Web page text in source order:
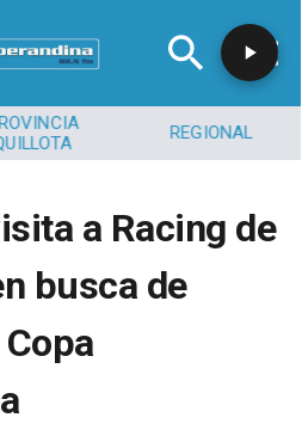
REGIONAL
a Racing de
busca de